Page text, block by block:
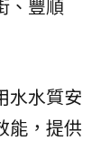
、豐順
水水質安
能，提供